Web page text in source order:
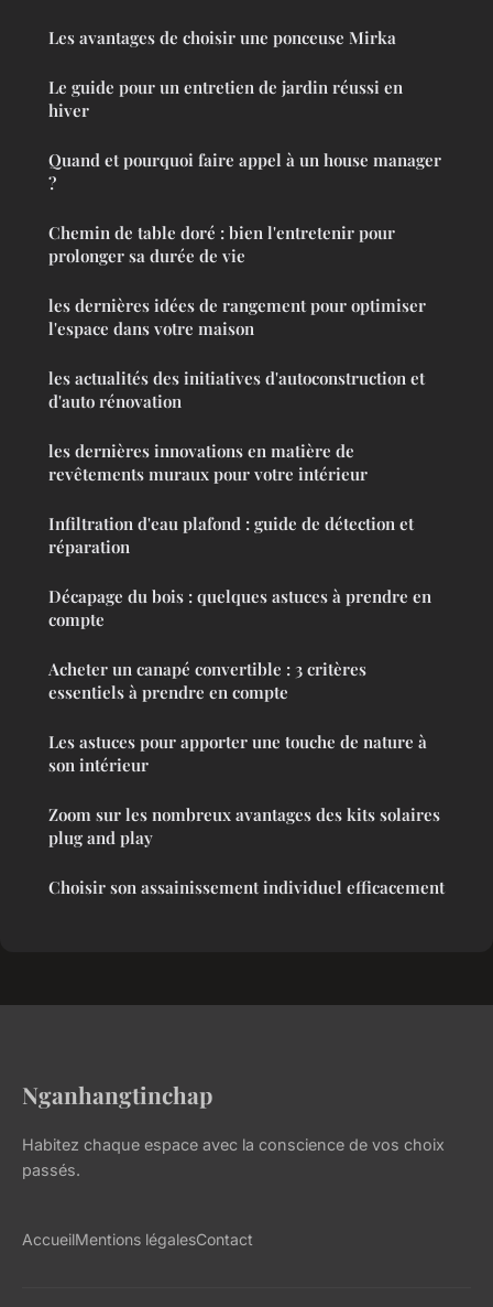
Les avantages de choisir une ponceuse Mirka
Le guide pour un entretien de jardin réussi en
hiver
Quand et pourquoi faire appel à un house manager
?
Chemin de table doré : bien l'entretenir pour
prolonger sa durée de vie
les dernières idées de rangement pour optimiser
l'espace dans votre maison
les actualités des initiatives d'autoconstruction et
d'auto rénovation
les dernières innovations en matière de
revêtements muraux pour votre intérieur
Infiltration d'eau plafond : guide de détection et
réparation
Décapage du bois : quelques astuces à prendre en
compte
Acheter un canapé convertible : 3 critères
essentiels à prendre en compte
Les astuces pour apporter une touche de nature à
son intérieur
Zoom sur les nombreux avantages des kits solaires
plug and play
Choisir son assainissement individuel efficacement
Nganhangtinchap
Habitez chaque espace avec la conscience de vos choix
passés.
AccueilMentions légalesContact